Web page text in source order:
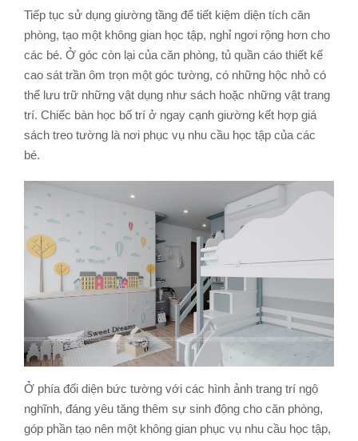
Tiếp tục sử dụng giường tầng để tiết kiệm diện tích căn
phòng, tạo một không gian học tập, nghỉ ngơi rộng hơn cho
các bé. Ở góc còn lại của căn phòng, tủ quần cáo thiết kế
cao sát trần ôm trọn một góc tường, có những hộc nhỏ có
thể lưu trữ những vật dụng như sách hoặc những vật trang
trí. Chiếc bàn học bố trí ở ngay cạnh giường kết hợp giá
sách treo tường là nơi phục vụ nhu cầu học tập của các
bé.
Ở phía đối diện bức tường với các hình ảnh trang trí ngộ
nghĩnh, đáng yêu tăng thêm sự sinh động cho căn phòng,
góp phần tạo nên một không gian phục vụ nhu cầu học tập,